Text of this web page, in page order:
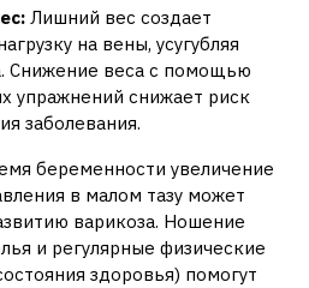
Лишний вес создает
на вены, усугубляя
Снижение веса с помощью
упражнений снижает риск
заболевания.
беременности увеличение
в малом тазу может
варикоза. Ношение
и регулярные физические
здоровья) помогут